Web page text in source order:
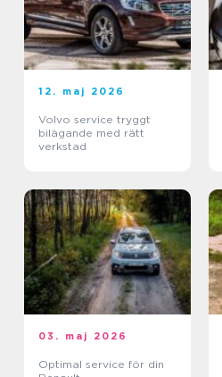
12. maj 2026
Volvo service tryggt
bilägande med rätt
verkstad
03. maj 2026
Optimal service för din